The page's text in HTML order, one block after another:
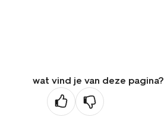
wat vind je van deze pagina?